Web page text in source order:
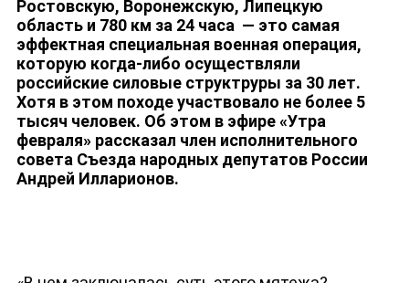
НОВОСТИ
Ростовскую, Воронежскую, Липецкую
область и 780 км за 24 часа — это самая
эффектная специальная военная операция,
которую когда-либо осуществляли
российские силовые структруры за 30 лет.
Хотя в этом походе участвовало не более 5
тысяч человек. Об этом в эфире «Утра
февраля» рассказал член исполнительного
совета Съезда народных депутатов России
Андрей Илларионов.